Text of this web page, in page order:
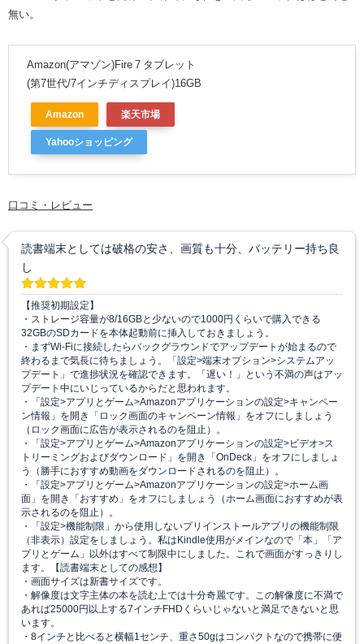
無い。
Amazon(アマゾン)Fire 7 タブレット
(第7世代/7インチディスプレイ)16GB
Amazon 楽天市場
Yahooショッピング
口コミ・レビュー
読書端末としては破格の安さ、画質も十分、バッテリー持ち良
し
【推奨初期設定】
・ストレージ容量が8/16GBと少ないので1000円くらいで購入できる
32GBのSDカードを本体起動前に挿入しておきましょう。
・まずWi-Fiに接続したらバックグラウンドでアップデートが始まるので
終わるまで気長に待ちましょう。「設定>端末オプション>システムアッ
プデート」で進捗状況を確認できます。「遅い！」という不満の声はアッ
プデート中にいじっているからだと思われます。
・「設定>アプリとゲーム>Amazonアプリケーションの設定>キャンペー
ン情報」を開き「ロック画面のキャンペーン情報」をオフにしましょう
（ロック画面に広告が表示されるのを阻止）。
・「設定>アプリとゲーム>Amazonアプリケーションの設定>ビデオ>ス
トリーミングおよびダウンロード」を開き「OnDeck」をオフにしましょ
う（勝手におすすめ動画をダウンロードされるのを阻止）。
・「設定>アプリとゲーム>Amazonアプリケーションの設定>ホーム画
面」を開き「おすすめ」をオフにしましょう（ホーム画面におすすめが表
示されるのを阻止）。
・「設定>機能制限」から使用しないプリインストールアプリの機能制限
（非表示）設定をしましょう。私はKindle使用がメインなので「本」「ア
プリとゲーム」以外はすべて制限中にしました。これで画面がすっきりし
ます。【読書端末としての感想】
・画面サイズは新書サイズです。
・解像度は文字主体の本を読む上では十分奇麗です。この解像度に不満で
あれば25000円以上する7インチFHDくらいじゃないと満足できないと思
います。
・8インチと比べると横幅1センチ、重さ50gはコンパクトなので携帯に便